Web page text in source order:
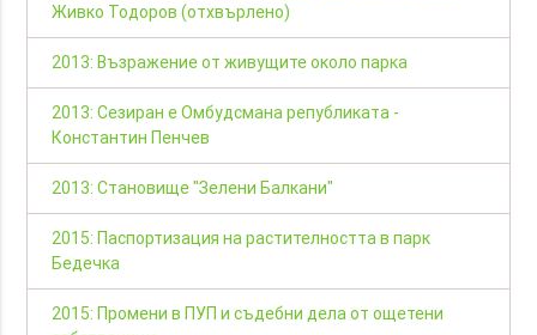
Живко Тодоров (отхвърлено)
2013: Възражение от живущите около парка
2013: Сезиран е Омбудсмана републиката -
Константин Пенчев
2013: Становище "Зелени Балкани"
2015: Паспортизация на растителността в парк
Бедечка
2015: Промени в ПУП и съдебни дела от ощетени